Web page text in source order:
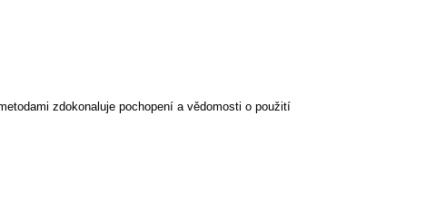
ami zdokonaluje pochopení a vědomosti o použití